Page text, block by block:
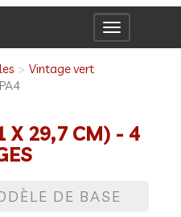
Toggle
navigation
Vintage vert
X 29,7 CM) - 4
DE BASE